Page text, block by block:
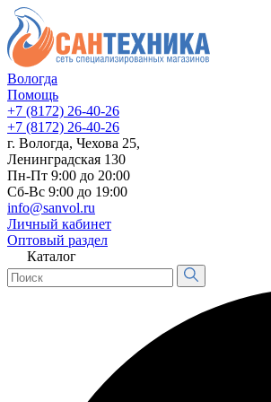
Вологда
Помощь
+7 (8172) 26-40-26
+7 (8172) 26-40-26
г. Вологда, Чехова 25,
Ленинградская 130
Пн-Пт 9:00 до 20:00
Сб-Вс 9:00 до 19:00
info@sanvol.ru
Личный кабинет
Оптовый раздел
Каталог